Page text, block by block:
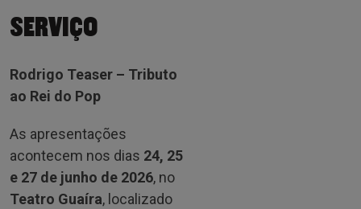
SERVIÇO
Rodrigo Teaser – Tributo
ao Rei do Pop
As apresentações
acontecem nos dias 24, 25
e 27 de junho de 2026, no
Teatro Guaíra, localizado